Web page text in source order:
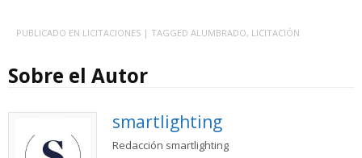
PUBLICADO EN LICITACIONES | TAGGED ALUMBRADO, LICITACIÓN
Sobre el Autor
smartlighting
Redacción smartlighting